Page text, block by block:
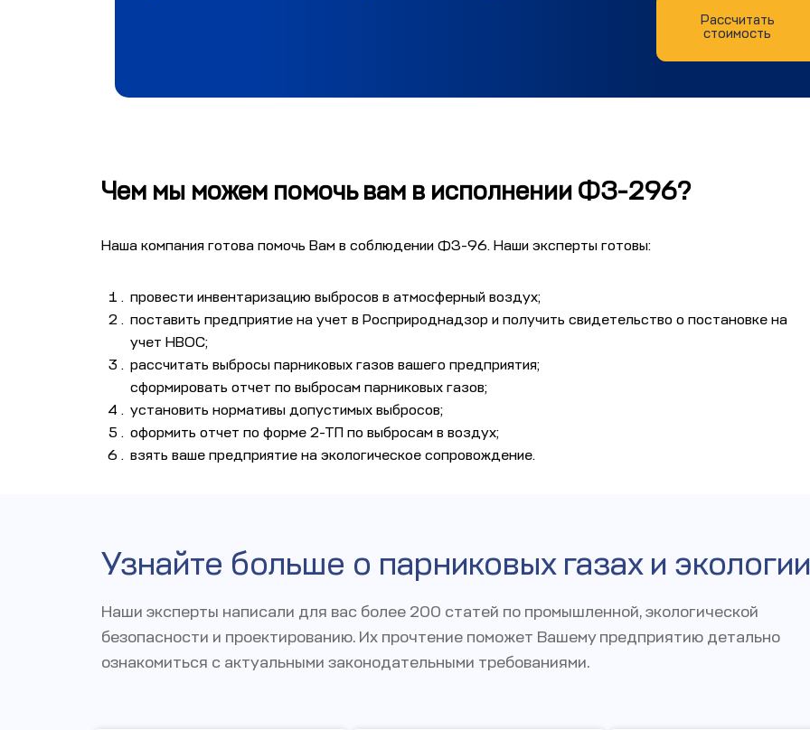
Рассчитать
стоимость
Чем мы можем помочь вам в исполнении ФЗ-296?
Наша компания готова помочь Вам в соблюдении ФЗ-96. Наши эксперты готовы:
провести инвентаризацию выбросов в атмосферный воздух;
поставить предприятие на учет в Росприроднадзор и получить свидетельство о постановке на
учет НВОС;
рассчитать выбросы парниковых газов вашего предприятия;
сформировать отчет по выбросам парниковых газов;
установить нормативы допустимых выбросов;
оформить отчет по форме 2-ТП по выбросам в воздух;
взять ваше предприятие на экологическое сопровождение.
Узнайте больше о парниковых газах и экологии
Наши эксперты написали для вас более 200 статей по промышленной, экологической
безопасности и проектированию. Их прочтение поможет Вашему предприятию детально
ознакомиться с актуальными законодательными требованиями.